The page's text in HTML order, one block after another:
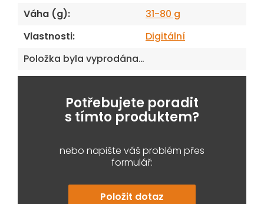
Váha (g):
31-80 g
Vlastnosti:
Digitální
Položka byla vyprodána…
Potřebujete poradit
s tímto produktem?
nebo napište váš problém přes
formulář:
Položit dotaz